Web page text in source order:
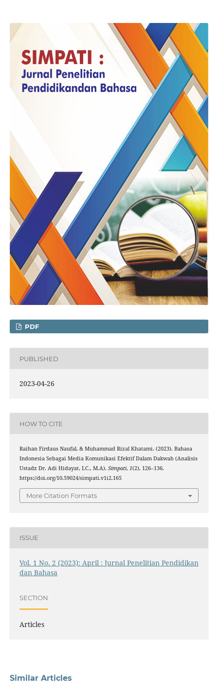
PDF
PUBLISHED
2023-04-26
HOW TO CITE
Raihan Firdaus Naufal, & Muhammad Rizal Khatami. (2023). Bahasa
Indonesia Sebagai Media Komunikasi Efektif Dalam Dakwah (Analisis
Ustadz Dr. Adi Hidayat, LC., M.A). Simpati, 1(2), 126–136.
https://doi.org/10.59024/simpati.v1i2.165
More Citation Formats
ISSUE
Vol. 1 No. 2 (2023): April : Jurnal Penelitian Pendidikan
dan Bahasa
SECTION
Articles
Similar Articles